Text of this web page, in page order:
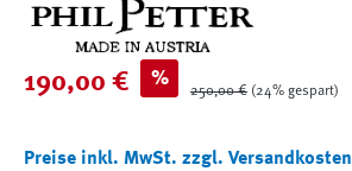
Verkaufspreis:
190,00 € %
Regulärer Preis:
250,00 € (24% gespart)
Preise inkl. MwSt. zzgl. Versandkosten